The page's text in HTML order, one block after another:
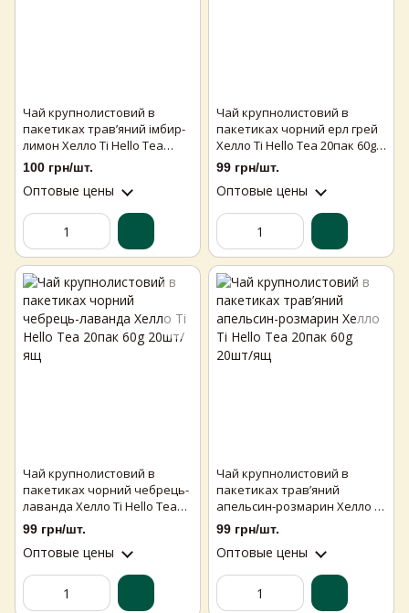
Чай крупнолистовий в
пакетиках трав’яний імбир-
лимон Хелло Ті Hello Tea
20пак 60g 20шт/ящ
100 грн/шт.
Оптовые цены
Чай крупнолистовий в
пакетиках чорний ерл грей
Хелло Ті Hello Tea 20пак 60g
20шт/ящ
99 грн/шт.
Оптовые цены
Чай крупнолистовий в
пакетиках чорний чебрець-
лаванда Хелло Ті Hello Tea
20пак 60g 20шт/ящ
99 грн/шт.
Оптовые цены
Чай крупнолистовий в
пакетиках трав’яний
апельсин-розмарин Хелло Ті
Hello Tea 20пак 60g 20шт/ящ
99 грн/шт.
Оптовые цены